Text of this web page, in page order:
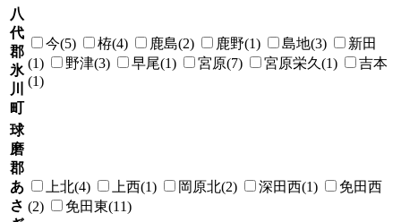
八
代
郡
氷
川
町
今(5) 栫(4) 鹿島(2) 鹿野(1) 島地(3)
新田
(1)
野津(3) 早尾(1) 宮原(7) 宮原栄久(1)
吉本
(1)
球
磨
郡
あ
さ
上北(4) 上西(1) 岡原北(2) 深田西(1)
免田西
(2)
免田東(11)